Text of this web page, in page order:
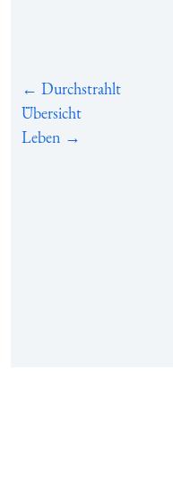
← Durchstrahlt
Übersicht
Leben →